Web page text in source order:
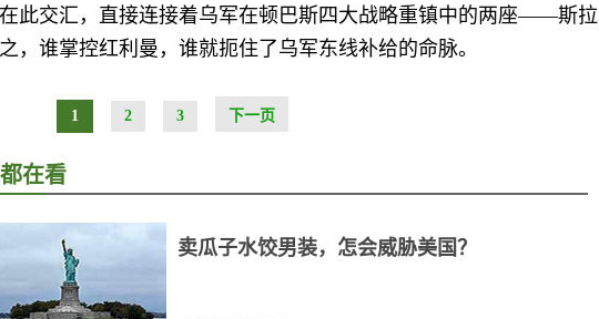
此交汇，直接连接着乌军在顿巴斯四大战略重镇中的两座——斯拉
，谁掌控红利曼，谁就扼住了乌军东线补给的命脉。
1 2 3 下一页
在看
卖瓜子水饺男装，怎会威胁美国？